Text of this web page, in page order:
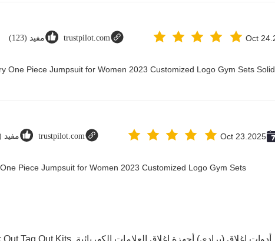
Oct
trustpilot.com مفيد (123)
One Piece Jumpsuit for Women 2023 Customized Logo Gym Sets
Oct 23.2025
trustpilot.com مفيد
Piece Jumpsuit for Women 2023 Customized Logo Gym Sets
أدوات إغلاق (برادي),أجهزة إغلاق العلامات الكهربائية Tag Out Kits